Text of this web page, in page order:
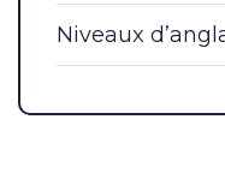
Niveaux